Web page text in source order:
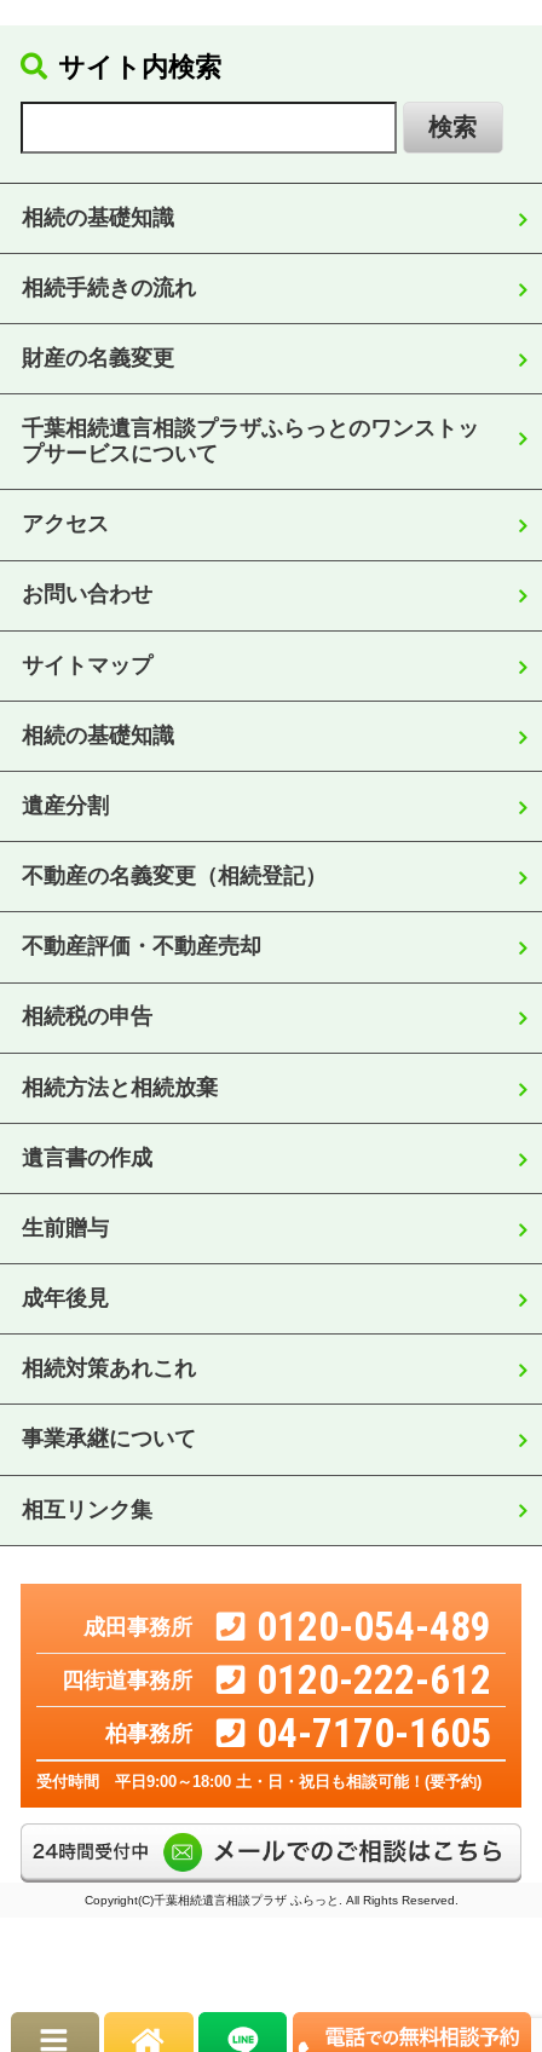
サイト内検索
相続の基礎知識
相続手続きの流れ
財産の名義変更
千葉相続遺言相談プラザふらっとのワンストッ
プサービスについて
アクセス
お問い合わせ
サイトマップ
相続の基礎知識
遺産分割
不動産の名義変更（相続登記）
不動産評価・不動産売却
相続税の申告
相続方法と相続放棄
遺言書の作成
生前贈与
成年後見
相続対策あれこれ
事業承継について
相互リンク集
成田事務所 0120-054-489
四街道事務所 0120-222-612
柏事務所 04-7170-1605
受付時間 平日9:00～18:00 土・日・祝日も相談可能！(要予約)
Copyright(C)千葉相続遺言相談プラザ ふらっと. All Rights Reserved.